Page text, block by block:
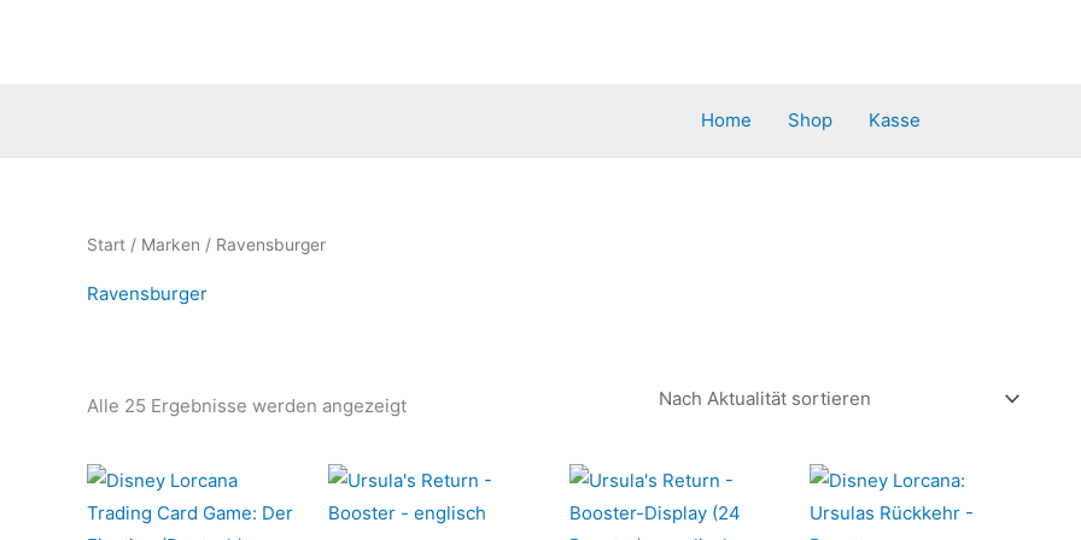
Home
Shop Kasse
Start / Marken / Ravensburger
Ravensburger
Alle 25 Ergebnisse werden angezeigt